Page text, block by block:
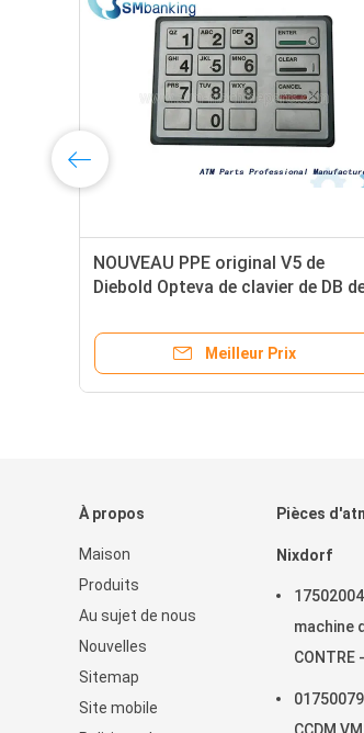
Diebold EPP5 BSC anglais,LGE,ST
STL,ENG ((AU),QZ1,X,I,O,_ 49-
clavier
Meilleur Prix
À propos
Maison
Produits
Au sujet de nous
Nouvelles
Sitemap
Site mobile
Pièces
Nixdorf
machine